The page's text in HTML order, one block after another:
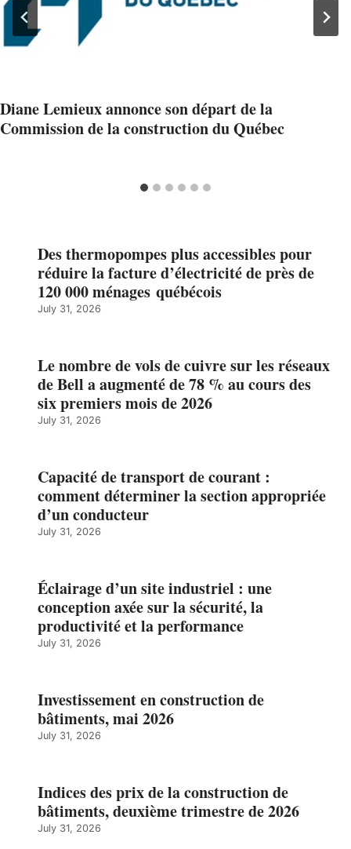
Diane Lemieux annonce son départ de la
Commission de la construction du Québec
Des thermopompes plus accessibles pour
réduire la facture d’électricité de près de
120 000 ménages québécois
July 31, 2026
Le nombre de vols de cuivre sur les réseaux
de Bell a augmenté de 78 % au cours des
six premiers mois de 2026
July 31, 2026
Capacité de transport de courant :
comment déterminer la section appropriée
d’un conducteur
July 31, 2026
Éclairage d’un site industriel : une
conception axée sur la sécurité, la
productivité et la performance
July 31, 2026
Investissement en construction de
bâtiments, mai 2026
July 31, 2026
Indices des prix de la construction de
bâtiments, deuxième trimestre de 2026
July 31, 2026